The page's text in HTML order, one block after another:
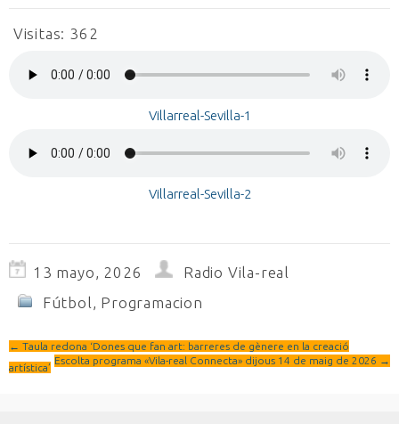
Visitas: 362
Villarreal-Sevilla-1
Villarreal-Sevilla-2
13 mayo, 2026
Radio Vila-real
Fútbol, Programacion
← Taula redona ‘Dones que fan art: barreres de gènere en la creació
artística’
Escolta programa «Vila-real Connecta» dijous 14 de maig de 2026 →